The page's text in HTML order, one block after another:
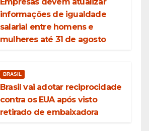
informações de igualdade
salarial entre homens e
mulheres até 31 de agosto
BRASIL
Brasil vai adotar reciprocidade
contra os EUA após visto
retirado de embaixadora